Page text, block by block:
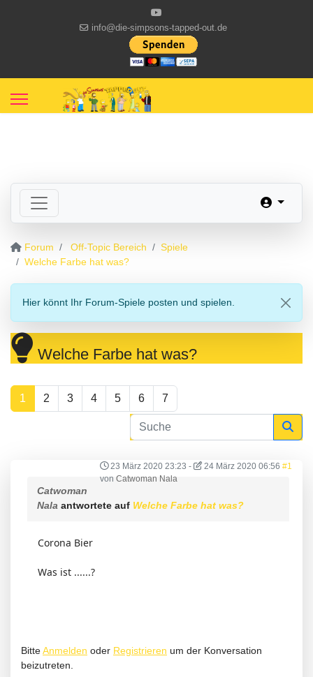
info@die-simpsons-tapped-out.de
Forum Off-Topic Bereich
Spiele
Welche Farbe hat was?
Hier könnt Ihr Forum-Spiele posten und spielen.
Welche Farbe hat was?
1 2 3 4 5 6 7
23 März 2020 23:23 - 24 März 2020 06:56 #1
von Catwoman Nala
Catwoman
Nala antwortete auf Welche Farbe hat was?
Corona Bier
Was ist ......?
BitteAnmelden oder Registrieren um der Konversation
beizutreten.